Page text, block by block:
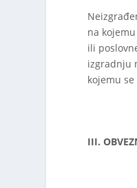
na
ili
izgradnju
kojemu
III.